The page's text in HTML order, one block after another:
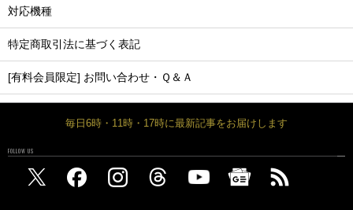
対応機種
特定商取引法に基づく表記
[有料会員限定] お問い合わせ・Ｑ＆Ａ
毎日6時・11時・17時に最新記事をお届けします
FOLLOW US